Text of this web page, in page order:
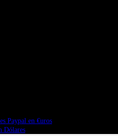
Paypal en €uros
Dólares